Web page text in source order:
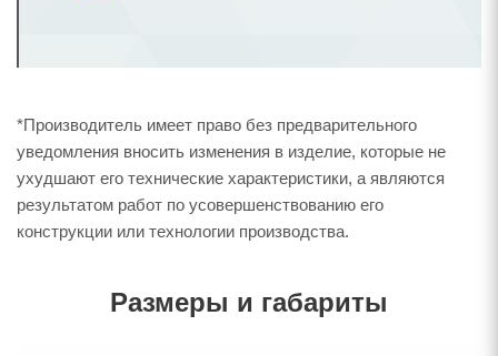
*Производитель имеет право без предварительного
уведомления вносить изменения в изделие, которые не
ухудшают его технические характеристики, а являются
результатом работ по усовершенствованию его
конструкции или технологии производства.
Размеры и габариты